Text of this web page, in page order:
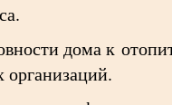
дома к